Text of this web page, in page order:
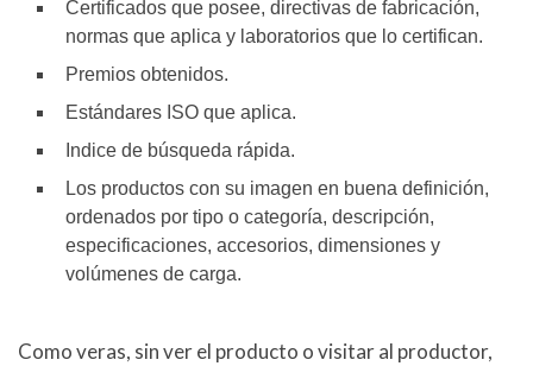
Certificados que posee, directivas de fabricación,
normas que aplica y laboratorios que lo certifican.
Premios obtenidos.
Estándares ISO que aplica.
Indice de búsqueda rápida.
Los productos con su imagen en buena definición,
ordenados por tipo o categoría, descripción,
especificaciones, accesorios, dimensiones y
volúmenes de carga.
Como veras, sin ver el producto o visitar al productor,